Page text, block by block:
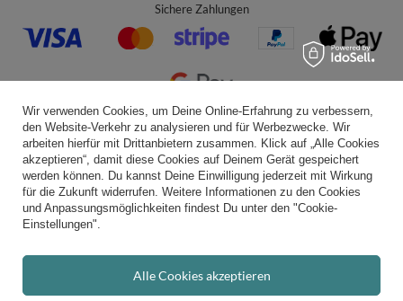
Sichere Zahlungen
Bequeme Lieferung
Du kannst uns vertrauen
Folge uns:
Wir verwenden Cookies, um Deine Online-Erfahrung zu verbessern,
den Website-Verkehr zu analysieren und für Werbezwecke. Wir
arbeiten hierfür mit Drittanbietern zusammen. Klick auf „Alle Cookies
akzeptieren“, damit diese Cookies auf Deinem Gerät gespeichert
werden können. Du kannst Deine Einwilligung jederzeit mit Wirkung
für die Zukunft widerrufen. Weitere Informationen zu den Cookies
und Anpassungsmöglichkeiten findest Du unter den "Cookie-
Einstellungen".
Alle Cookies akzeptieren